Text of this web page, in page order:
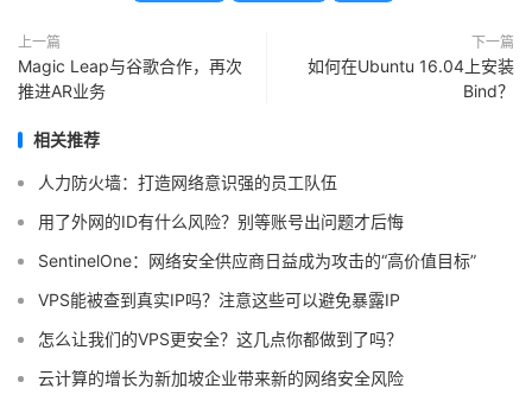
上一篇
Magic Leap与谷歌合作，再次
推进AR业务
下一篇
如何在Ubuntu 16.04上安装
Bind？
相关推荐
人力防火墙：打造网络意识强的员工队伍
用了外网的ID有什么风险？别等账号出问题才后悔
SentinelOne：网络安全供应商日益成为攻击的“高价值目标”
VPS能被查到真实IP吗？注意这些可以避免暴露IP
怎么让我们的VPS更安全？这几点你都做到了吗？
云计算的增长为新加坡企业带来新的网络安全风险